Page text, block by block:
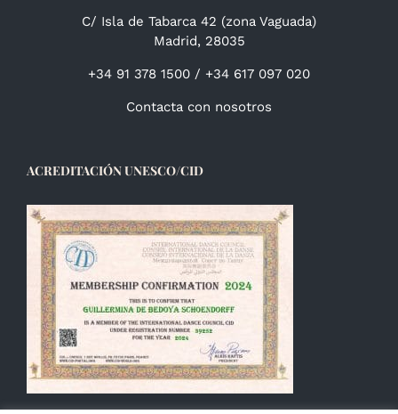
C/ Isla de Tabarca 42 (zona Vaguada)
Madrid, 28035
+34 91 378 1500 / +34 617 097 020
Contacta con nosotros
ACREDITACIÓN UNESCO/CID